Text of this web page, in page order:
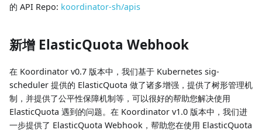
的 API Repo: koordinator-sh/apis
新增 ElasticQuota Webhook
在 Koordinator v0.7 版本中，我们基于 Kubernetes sig-
scheduler 提供的 ElasticQuota 做了诸多增强，提供了树形管理机
制，并提供了公平性保障机制等，可以很好的帮助您解决使用
ElasticQuota 遇到的问题。在 Koordinator v1.0 版本中，我们进
一步提供了 ElasticQuota Webhook，帮助您在使用 ElasticQuota